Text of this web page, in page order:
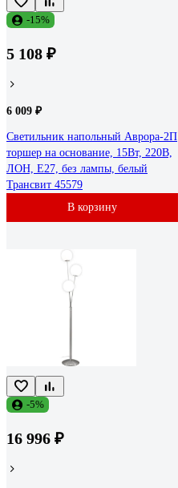
-15%
5 108 ₽
6 009 ₽
Светильник напольный Аврора-2П
торшер на основание, 15Вт, 220В,
ЛОН, Е27, без лампы, белый
Трансвит 45579
В корзину
-5%
16 996 ₽